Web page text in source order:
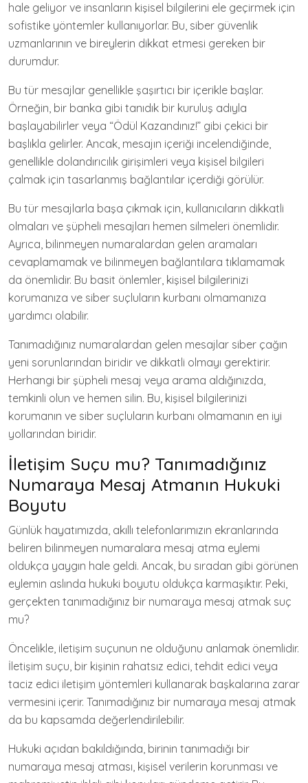
hale geliyor ve insanların kişisel bilgilerini ele geçirmek için
sofistike yöntemler kullanıyorlar. Bu, siber güvenlik
uzmanlarının ve bireylerin dikkat etmesi gereken bir
durumdur.
Bu tür mesajlar genellikle şaşırtıcı bir içerikle başlar.
Örneğin, bir banka gibi tanıdık bir kuruluş adıyla
başlayabilirler veya “Ödül Kazandınız!” gibi çekici bir
başlıkla gelirler. Ancak, mesajın içeriği incelendiğinde,
genellikle dolandırıcılık girişimleri veya kişisel bilgileri
çalmak için tasarlanmış bağlantılar içerdiği görülür.
Bu tür mesajlarla başa çıkmak için, kullanıcıların dikkatli
olmaları ve şüpheli mesajları hemen silmeleri önemlidir.
Ayrıca, bilinmeyen numaralardan gelen aramaları
cevaplamamak ve bilinmeyen bağlantılara tıklamamak
da önemlidir. Bu basit önlemler, kişisel bilgilerinizi
korumanıza ve siber suçluların kurbanı olmamanıza
yardımcı olabilir.
Tanımadığınız numaralardan gelen mesajlar siber çağın
yeni sorunlarından biridir ve dikkatli olmayı gerektirir.
Herhangi bir şüpheli mesaj veya arama aldığınızda,
temkinli olun ve hemen silin. Bu, kişisel bilgilerinizi
korumanın ve siber suçluların kurbanı olmamanın en iyi
yollarından biridir.
İletişim Suçu mu? Tanımadığınız
Numaraya Mesaj Atmanın Hukuki
Boyutu
Günlük hayatımızda, akıllı telefonlarımızın ekranlarında
beliren bilinmeyen numaralara mesaj atma eylemi
oldukça yaygın hale geldi. Ancak, bu sıradan gibi görünen
eylemin aslında hukuki boyutu oldukça karmaşıktır. Peki,
gerçekten tanımadığınız bir numaraya mesaj atmak suç
mu?
Öncelikle, iletişim suçunun ne olduğunu anlamak önemlidir.
İletişim suçu, bir kişinin rahatsız edici, tehdit edici veya
taciz edici iletişim yöntemleri kullanarak başkalarına zarar
vermesini içerir. Tanımadığınız bir numaraya mesaj atmak
da bu kapsamda değerlendirilebilir.
Hukuki açıdan bakıldığında, birinin tanımadığı bir
numaraya mesaj atması, kişisel verilerin korunması ve